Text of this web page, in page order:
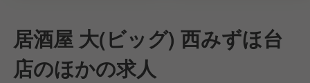
居酒屋 大(ビッグ) 西みずほ台
店のほかの求人